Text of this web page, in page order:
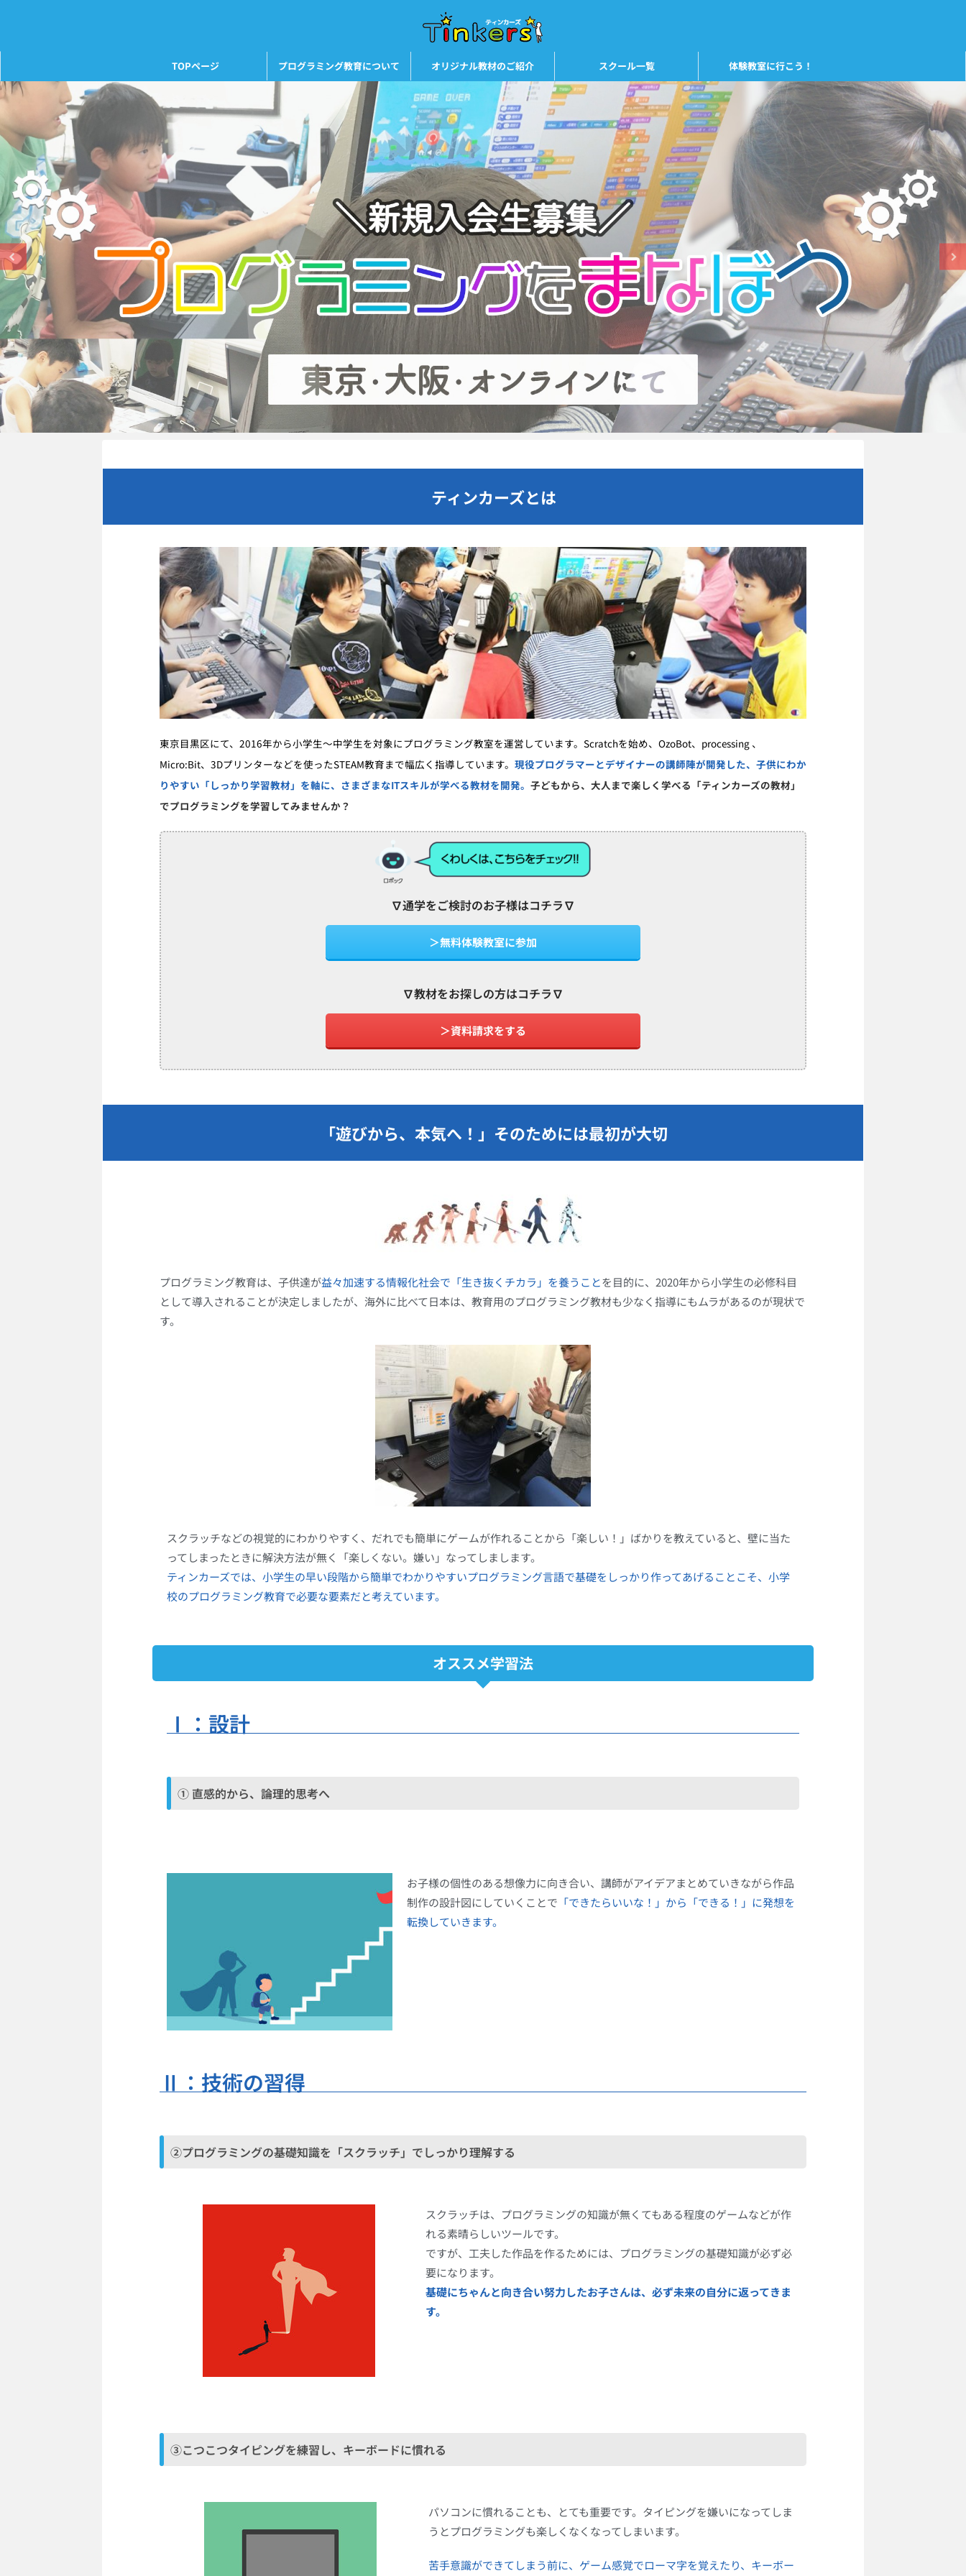
TOPページ プログラミング教育について オリジナル教材のご紹介 スクール一覧 体験教室に行こう！
ティンカーズとは
東京目黒区にて、 2016年から小学生～中学生を対象にプログラミング教室を運営しています。 Scratchを始め、 OzoBot、 processing 、
Micro:Bit、 3Dプリンターなどを使ったSTEAM教育まで幅広く 指導しています。 現役プログラマーとデザイナーの講師陣が開発した、子供にわか
りやすい「しっかり学習教材」を軸に、さまざまなITスキルが学べる教材を開発。 子どもから、大人まで楽しく学べる「ティンカーズの教材」
でプログラミングを学習してみませんか？
∇通学をご検討のお子様はコチラ∇
＞無料体験教室に参加
∇教材をお探しの方はコチラ∇
＞資料請求をする
「遊びから、本気へ！」そのためには最初が大切
プログラミング教育は、子供達が益々加速する情報化社会で「生き抜くチカラ」を養うことを目的に、2020年から小学生の必修科目
として導入されることが決定しましたが、海外に比べて日本は、教育用のプログラミング教材も少なく指導にもムラがあるのが現状で
す。
スクラッチなどの視覚的にわかりやすく、だれでも簡単にゲームが作れることから「楽しい！」ばかりを教えていると、壁に当た
ってしまったときに解決方法が無く「楽しくない。嫌い」なってしまします。
ティンカーズでは、小学生の早い段階から簡単でわかりやすいプログラミング言語で基礎をしっかり作ってあげることこそ、小学
校のプログラミング教育で必要な要素だと考えています。
オススメ学習法
Ⅰ：設計
① 直感的から、論理的思考へ
お子様の個性のある想像力に向き合い、講師がアイデアまとめていきながら作品
制作の設計図にしていくことで 「できたらいいな！」から「できる！」に発想を
転換していきます。
Ⅱ：技術の習得
②プログラミングの基礎知識を「スクラッチ」でしっかり理解する
スクラッチは、プログラミングの知識が無くてもある程度のゲームなどが作
れる素晴らしいツールです。
ですが、工夫した作品を作るためには、プログラミングの基礎知識が必ず必
要になります。
基礎にちゃんと向き合い努力したお子さんは、必ず未来の自分に返ってきま
す。
③こつこつタイピングを練習し、キーボードに慣れる
パソコンに慣れることも、とても重要です。タイピングを嫌いになってしま
うとプログラミングも楽しくなくなってしまいます。
苦手意識ができてしまう前に、ゲーム感覚でローマ字を覚えたり、キーボー